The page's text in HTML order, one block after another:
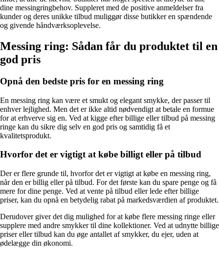
dine messingringbehov. Suppleret med de positive anmeldelser fra
kunder og deres unikke tilbud muliggør disse butikker en spændende
og givende håndværksoplevelse.
Messing ring: Sådan får du produktet til en
god pris
Opnå den bedste pris for en messing ring
En messing ring kan være et smukt og elegant smykke, der passer til
enhver lejlighed. Men det er ikke altid nødvendigt at betale en formue
for at erhverve sig en. Ved at kigge efter billige eller tilbud på messing
ringe kan du sikre dig selv en god pris og samtidig få et
kvalitetsprodukt.
Hvorfor det er vigtigt at købe billigt eller på tilbud
Der er flere grunde til, hvorfor det er vigtigt at købe en messing ring,
når den er billig eller på tilbud. For det første kan du spare penge og få
mere for dine penge. Ved at vente på tilbud eller lede efter billige
priser, kan du opnå en betydelig rabat på markedsværdien af produktet.
Derudover giver det dig mulighed for at købe flere messing ringe eller
supplere med andre smykker til dine kollektioner. Ved at udnytte billige
priser eller tilbud kan du øge antallet af smykker, du ejer, uden at
ødelægge din økonomi.